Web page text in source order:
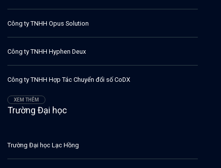
Công ty TNHH Opus Solution
Công ty TNHH Hyphen Deux
Công ty TNHH Hợp Tác Chuyển đổi số CoDX
XEM THÊM
Trường Đại học
Trường Đại học Lạc Hồng